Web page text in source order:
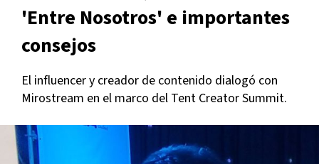
'Entre Nosotros' e importantes
consejos
El influencer y creador de contenido dialogó con
Mirostream en el marco del Tent Creator Summit.